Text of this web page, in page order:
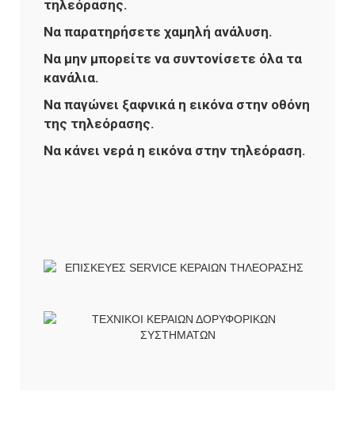
τηλεόρασης.
Να παρατηρήσετε χαμηλή ανάλυση.
Να μην μπορείτε να συντονίσετε όλα τα
κανάλια.
Να παγώνει ξαφνικά η εικόνα στην οθόνη
της τηλεόρασης.
Να κάνει νερά η εικόνα στην τηλεόραση.